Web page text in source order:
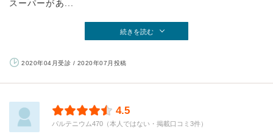
スーパーがあ...
続きを読む
2020年04月受診 / 2020年07月投稿
4.5
パルテニウム470（本人ではない・掲載口コミ3件）